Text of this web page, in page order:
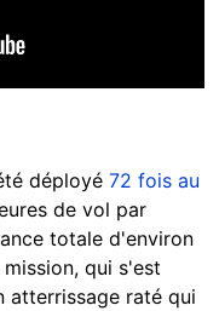
déployé 72 fois au
de vol par
totale d'environ
mission, qui s'est
atterrissage raté qui